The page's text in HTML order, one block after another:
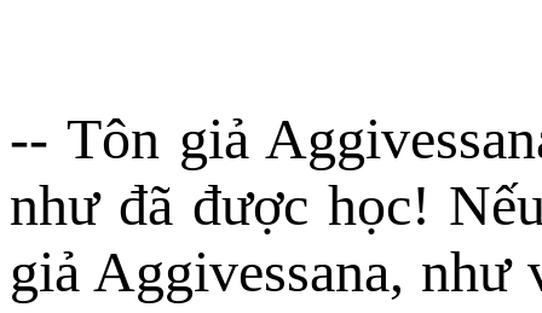
-- Tôn giả
như đã được học!
giả Aggivessana,